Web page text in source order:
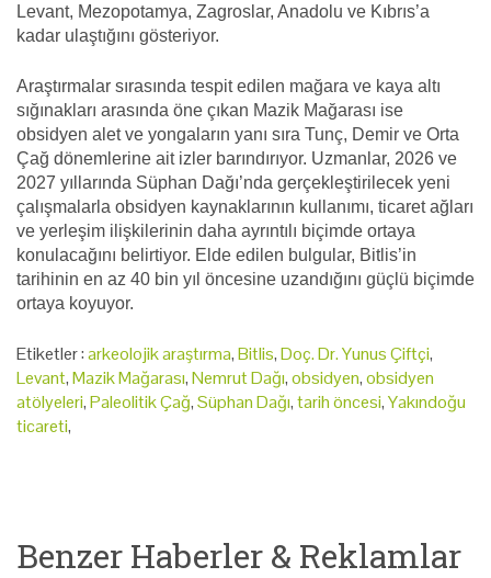
Levant, Mezopotamya, Zagroslar, Anadolu ve Kıbrıs’a
kadar ulaştığını gösteriyor.
Araştırmalar sırasında tespit edilen mağara ve kaya altı
sığınakları arasında öne çıkan Mazik Mağarası ise
obsidyen alet ve yongaların yanı sıra Tunç, Demir ve Orta
Çağ dönemlerine ait izler barındırıyor. Uzmanlar, 2026 ve
2027 yıllarında Süphan Dağı’nda gerçekleştirilecek yeni
çalışmalarla obsidyen kaynaklarının kullanımı, ticaret ağları
ve yerleşim ilişkilerinin daha ayrıntılı biçimde ortaya
konulacağını belirtiyor. Elde edilen bulgular, Bitlis’in
tarihinin en az 40 bin yıl öncesine uzandığını güçlü biçimde
ortaya koyuyor.
Etiketler :arkeolojik araştırma,Bitlis,Doç. Dr. Yunus Çiftçi,
Levant,Mazik Mağarası,Nemrut Dağı,obsidyen,obsidyen
atölyeleri,Paleolitik Çağ,Süphan Dağı,tarih öncesi,Yakındoğu
ticareti,
Benzer Haberler & Reklamlar